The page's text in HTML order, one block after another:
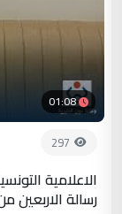
01:08
297
الاعلامية
رسالة الاربعين